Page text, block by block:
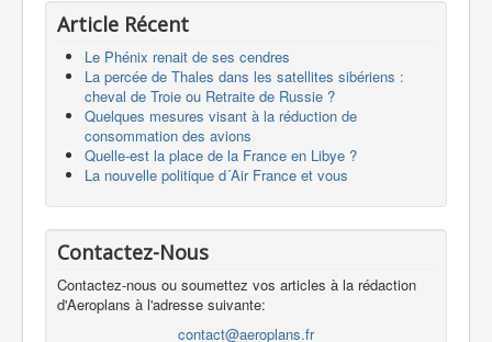
Article Récent
Le Phénix renait de ses cendres
La percée de Thales dans les satellites sibériens :
cheval de Troie ou Retraite de Russie ?
Quelques mesures visant à la réduction de
consommation des avions
Quelle-est la place de la France en Libye ?
La nouvelle politique d´Air France et vous
Contactez-Nous
Contactez-nous ou soumettez vos articles à la rédaction
d'Aeroplans à l'adresse suivante:
contact@aeroplans.fr